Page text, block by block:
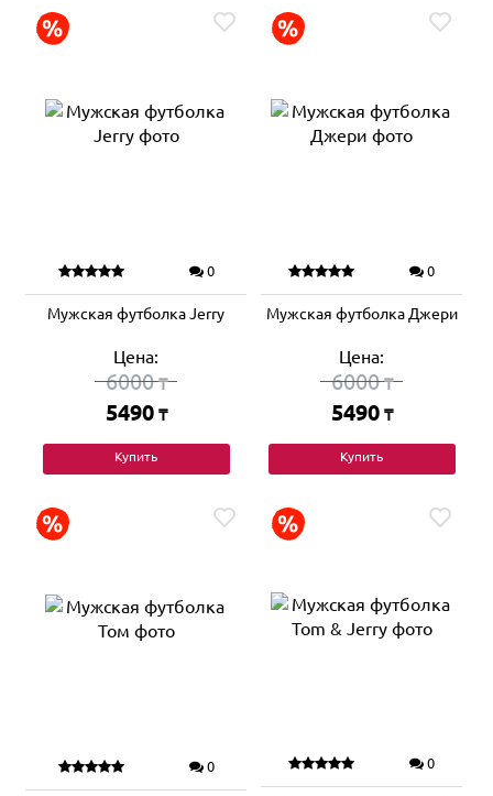
0
Мужская футболка Jerry
Цена:
6000₸
5490 ₸
Купить
0
Мужская футболка Джери
Цена:
6000₸
5490 ₸
Купить
0 0